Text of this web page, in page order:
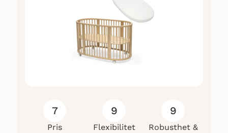
Recensionerna är dock begränsade.
7
Pris
9
Flexibilitet
9
Robusthet &